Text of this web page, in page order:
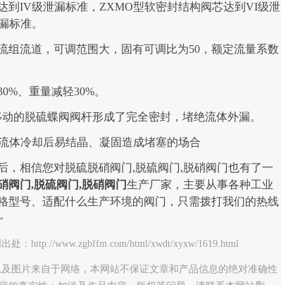
IV级泄漏标准，ZXMO型软密封结构阀芯达到VI级泄
标准。
流道，可调范围大，固有可调比为50，额定流量系数
、重量减轻30%。
脱硫蝶阀阀杆形成了完全密封，堵绝流体外漏。
冷却后易结晶、凝固造成堵塞的场合
，相信您对脱硫脱硝阀门,脱硫阀门,脱硝阀门也有了一
阀门,脱硫阀门,脱硝阀门生产厂家，主要从事各种工业
型号、适配什么生产环境的阀门，只需拨打我们的热线
处：http://www.zgbffm.com/html/xwdt/xyxw/1619.html
图片来自于网络，本网站不保证文章和产品信息的绝对准确性